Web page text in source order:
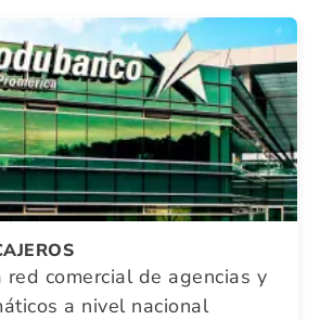
comercial de agencias y
a nivel nacional